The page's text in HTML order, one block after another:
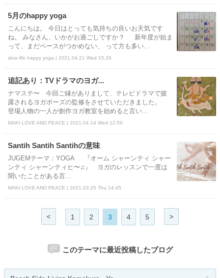
5月のhappy yoga
こんにちは。 今日はとっても気持ちの良いお天気です
ね。 みなさん、いかがお過ごしですか？ 新年度が始ま
って、まだペースがつかめない、 って方も多い...
slow life happy yoga | 2021.04.21 Wed 15:29
追記あり：TVドラマのヨガ...
ナマステ〜 今回ご縁がありまして、テレビドラマで披
露されるヨガポーズの監修をさせていただきました。
登場人物の一人が創作ヨガ教室を始めると言い...
MAKI LOVE AND PEACE | 2021.04.14 Wed 12:50
Santih Santih Santihの意味
JUGEMテーマ：YOGA 『オーム シャーンティ シャー
ンティ シャーンティヒ〜♫』 ヨガのレッスンで一度は
聞いたことがある言...
MAKI LOVE AND PEACE | 2021.03.25 Thu 14:45
< 1 2 3 4 5 >
このテーマに最近投稿したブログ